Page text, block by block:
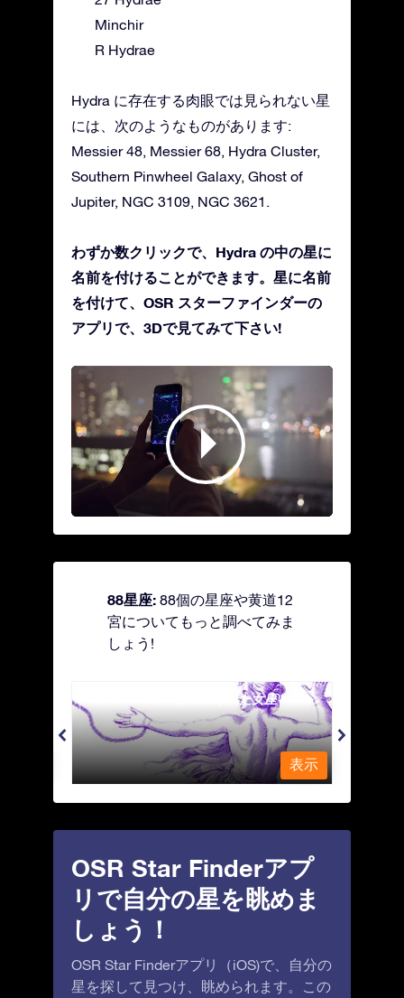
Minchir
R Hydrae
Hydra に存在する肉眼では見られない星
には、次のようなものがあります:
Messier 48, Messier 68, Hydra Cluster,
Southern Pinwheel Galaxy, Ghost of
Jupiter, NGC 3109, NGC 3621.
わずか数クリックで、Hydra の中の星に
名前を付けることができます。星に名前
を付けて、OSR スターファインダーの
アプリで、3Dで見てみて下さい!
88星座: 88個の星座や黄道12
宮についてもっと調べてみま
しょう!
Andromeda - 鎖で縛られた女座
表示
OSR Star Finderアプ
リで自分の星を眺めま
しょう！
OSR Star Finderアプリ（iOS)で、自分の
星を探して見つけ、眺められます。この